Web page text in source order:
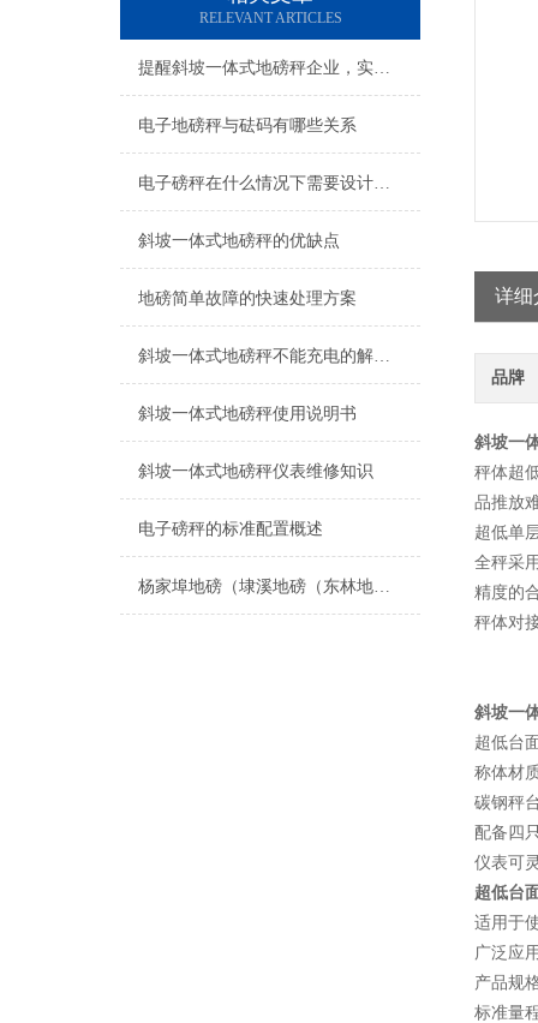
RELEVANT ARTICLES
提醒斜坡一体式地磅秤企业，实惠的产品绝非劣质产品！
电子地磅秤与砝码有哪些关系
电子磅秤在什么情况下需要设计成超低台面呢？
斜坡一体式地磅秤的优缺点
地磅简单故障的快速处理方案
斜坡一体式地磅秤不能充电的解决方法
斜坡一体式地磅秤使用说明书
斜坡一体式地磅秤仪表维修知识
电子磅秤的标准配置概述
杨家埠地磅（埭溪地磅（东林地磅（道场地磅）南浔地磅）练市地磅维修
详细
品牌
斜坡一
秤体超
品推放
超低单
全秤采
精度的
秤体对
斜坡一
超低台
称体材
碳钢秤
配备四
仪表可
超低台
适用于
广泛应
产品规
标准量